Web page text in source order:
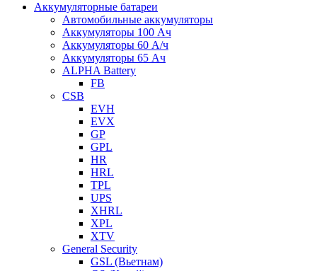
Аккумуляторные батареи
Автомобильные аккумуляторы
Аккумуляторы 100 Ач
Аккумуляторы 60 А/ч
Аккумуляторы 65 Ач
ALPHA Battery
FB
CSB
EVH
EVX
GP
GPL
HR
HRL
TPL
UPS
XHRL
XPL
XTV
General Security
GSL (Вьетнам)